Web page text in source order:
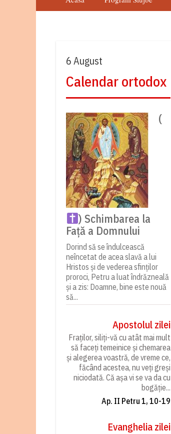
6 August
Calendar ortodox
(
) Schimbarea la
Față a Domnului
Dorind să se îndulcească
neîncetat de acea slavă a lui
Hristos și de vederea sfinților
proroci, Petru a luat îndrăzneală
și a zis: Doamne, bine este nouă
să...
Apostolul zilei
Fraților, siliți-vă cu atât mai mult
să faceți temeinice și chemarea
și alegerea voastră, de vreme ce,
făcând acestea, nu veți greși
niciodată. Că așa vi se va da cu
bogăție...
Ap. II Petru 1, 10-19
Evanghelia zilei